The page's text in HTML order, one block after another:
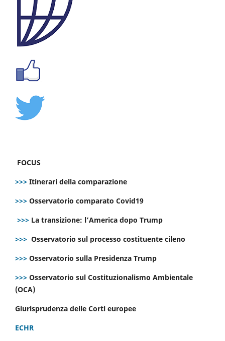
FOCUS
>>> Itinerari della comparazione
>>> Osservatorio comparato Covid19
>>> La transizione: l’America dopo Trump
>>> Osservatorio sul processo costituente cileno
>>> Osservatorio sulla Presidenza Trump
>>> Osservatorio sul Costituzionalismo Ambientale
(OCA)
Giurisprudenza delle Corti europee
ECHR